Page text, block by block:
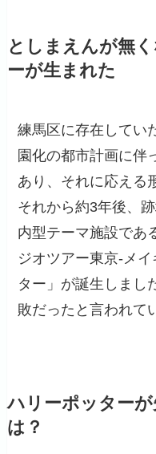
としまえんが無
ーが生まれた
練馬区に存在してい
園化の都市計画に伴
あり、それに応える
それから約3年後、
内型テーマ施設であ
ジオツアー東京‐メ
ター」が誕生しまし
敗だったと言われて
ハリーポッター
は？